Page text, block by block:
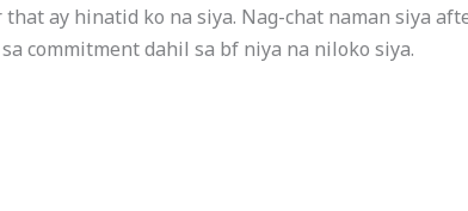
ay hinatid ko na siya. Nag-chat naman siya
commitment dahil sa bf niya na niloko siya.